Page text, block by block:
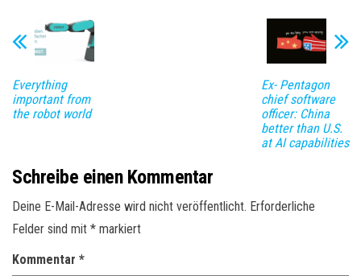
Everything
important from
the robot world
Ex- Pentagon
chief software
officer: China
better than U.S.
at AI capabilities
Schreibe einen Kommentar
Deine E-Mail-Adresse wird nicht veröffentlicht. Erforderliche
Felder sind mit * markiert
Kommentar *